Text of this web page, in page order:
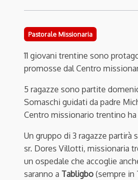
Pastorale Missionaria
11 giovani trentine sono
promosse dal Centro
5 ragazze sono partite
Somaschi guidati da padre
Centro missionario trentino
Un gruppo di 3 ragazze partirà
sr. Dores Villotti, missionaria
un ospedale che accoglie
saranno a Tabligbo (sempre in